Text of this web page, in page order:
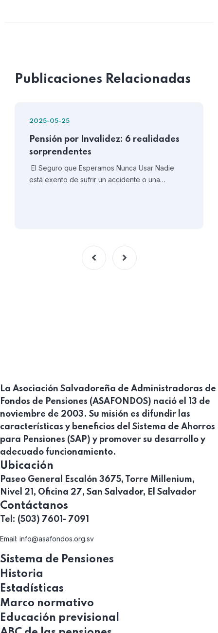
Publicaciones Relacionadas
2025-05-25
Pensión por Invalidez: 6 realidades
sorprendentes
El Seguro que Esperamos Nunca Usar Nadie
está exento de sufrir un accidente o una…
La Asociación Salvadoreña de Administradoras de
Fondos de Pensiones (ASAFONDOS) nació el 13 de
noviembre de 2003. Su misión es difundir las
características y beneficios del Sistema de Ahorros
para Pensiones (SAP) y promover su desarrollo y
adecuado funcionamiento.
Ubicación
Paseo General Escalón 3675, Torre Millenium,
Nivel 21, Oficina 27, San Salvador, El Salvador
Contáctanos
Tel: (503) 7601- 7091
Email: info@asafondos.org.sv
Sistema de Pensiones
Historia
Estadísticas
Marco normativo
Educación previsional